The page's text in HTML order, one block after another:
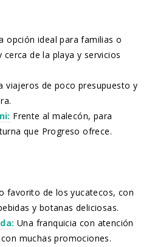
opción ideal para familias o
de la playa y servicios
viajeros de poco presupuesto y
Frente al malecón, para
que Progreso ofrece.
favorito de los yucatecos, con
y botanas deliciosas.
Una franquicia con atención
muchas promociones.